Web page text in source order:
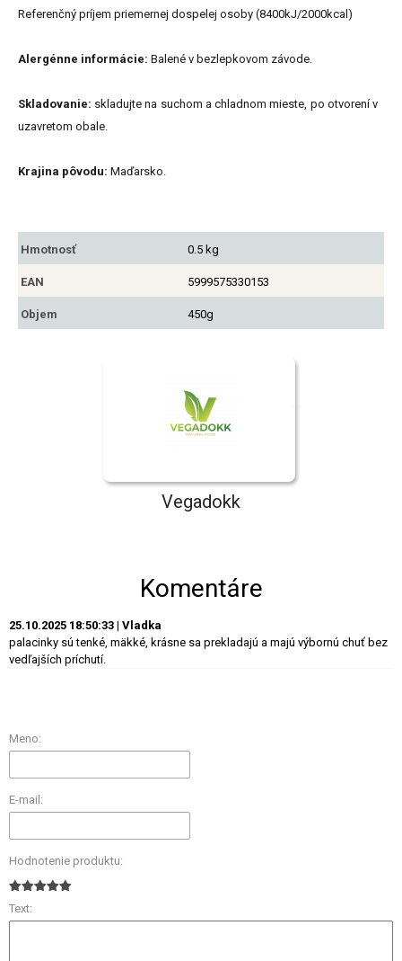
Referenčný príjem priemernej dospelej osoby (8400kJ/2000kcal)
Alergénne informácie: Balené v bezlepkovom závode.
Skladovanie: skladujte na suchom a chladnom mieste, po otvorení v
uzavretom obale.
Krajina pôvodu: Maďarsko.
Hmotnosť 0.5 kg
EAN 5999575330153
Objem 450g
Vegadokk
Komentáre
25.10.2025 18:50:33 | Vladka
palacinky sú tenké, mäkké, krásne sa prekladajú a majú výbornú chuť bez
vedľajších príchutí.
Meno:
E-mail:
Hodnotenie produktu:
Text: